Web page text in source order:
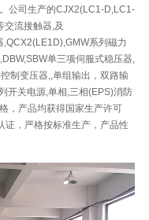
公司生产的CJX2(LC1-D,LC1-
交流接触器,及
系列磁力
单三项伺服式稳压器,
制变压器,,单组输出，双路输
开关电源,单相,三相(EPS)消防
，产品均获得国家生产许可
证，严格按标准生产，产品性